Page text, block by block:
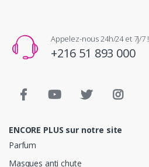
Appelez-nous 24h/24 et 7j/7 !
+216 51 893 000
ENCORE PLUS sur notre site
Parfum
Masques anti chute